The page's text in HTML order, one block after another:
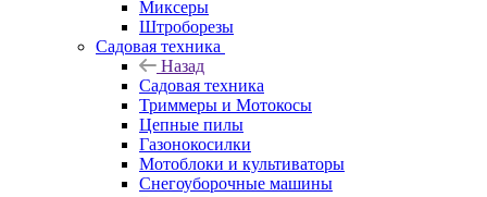
Миксеры
Штроборезы
Садовая техника
Назад
Садовая техника
Триммеры и Мотокосы
Цепные пилы
Газонокосилки
Мотоблоки и культиваторы
Снегоуборочные машины